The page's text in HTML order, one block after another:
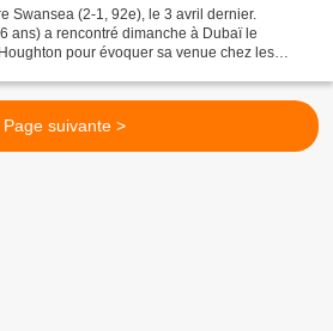
Swansea (2-1, 92e), le 3 avril dernier.
ans) a rencontré dimanche à Dubaï le
pour évoquer sa venue chez les
Page suivante >